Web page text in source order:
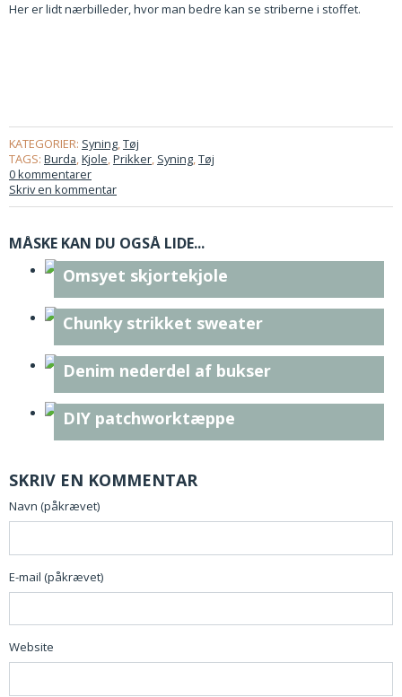
Her er lidt nærbilleder, hvor man bedre kan se striberne i stoffet.
KATEGORIER: Syning,Tøj
TAGS: Burda,Kjole,Prikker, Syning,Tøj
0 kommentarer
Skriv en kommentar
MÅSKE KAN DU OGSÅ LIDE...
Omsyet skjortekjole
Chunky strikket sweater
Denim nederdel af bukser
DIY patchworktæppe
SKRIV EN KOMMENTAR
Navn (påkrævet)
E-mail (påkrævet)
Website